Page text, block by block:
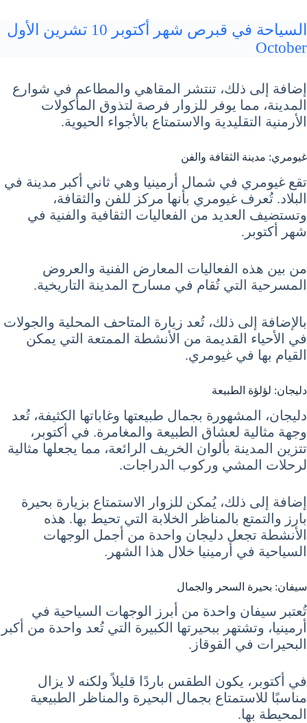
السياحة في قبرص شهر أكتوبر 10 تشرين الأول
October
إضافة إلى ذلك، تنتشر المقاهي والمطاعم في شوارع
المدينة، مما يوفر للزوار فرصة لتذوق المأكولات
الأرمنية التقليدية والاستمتاع بالأجواء الحيوية.
غيومري: مدينة الثقافة والفن
تقع غيومري في شمال أرمينيا وهي ثاني أكبر مدينة في
البلاد. تُعرف غيومري بأنها مركز للفن والثقافة،
وتستضيف العديد من الفعاليات الثقافية والفنية في
شهر أكتوبر.
من بين هذه الفعاليات المعارض الفنية والعروض
المسرحية التي تُقام في مسارح المدينة التاريخية.
بالإضافة إلى ذلك، تُعد زيارة المتاحف المحلية والجولات
في الأحياء القديمة من الأنشطة الممتعة التي يمكن
القيام بها في غيومري.
دليجان: لؤلؤة الطبيعة
دليجان، المشهورة بجمال طبيعتها وغاباتها الكثيفة، تُعد
وجهة مثالية لعشاق الطبيعة والمغامرة. في أكتوبر،
تتزين المدينة بألوان الخريف الرائعة، مما يجعلها مثالية
لرحلات المشي وركوب الدراجات.
إضافة إلى ذلك، يُمكن للزوار الاستمتاع بزيارة بحيرة
بارز والتمتع بالمناظر الخلابة التي تحيط بها. هذه
الأنشطة تجعل دليجان واحدة من أجمل الوجهات
السياحية في أرمينيا خلال هذا الشهر.
سيفان: بحيرة السحر والجمال
تُعتبر سيفان واحدة من أبرز الوجهات السياحية في
أرمينيا، وتشتهر ببحيرتها الكبيرة التي تُعد واحدة من أكبر
البحيرات في القوقاز.
في أكتوبر، يكون الطقس باردًا قليلاً ولكنه لا يزال
مناسبًا للاستمتاع بجمال البحيرة والمناظر الطبيعية
المحيطة بها.